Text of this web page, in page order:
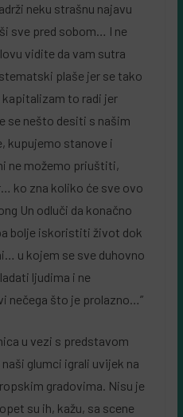
neku strašnu najavu
sve pred sobom… I ne
vidite da vam sutra
plaše jer se tako
to radi jer
se nešto desiti s našim
kupujemo stanove i
ne možemo priuštiti,
ko zna koliko će sve ovo
Un odluči da konačno
bolje iskoristiti život dok
u kojem se sve duhovno
ljudima i ne
nečega što je prolazno…”
u vezi s predstavom
naši glumci igrali uvijek na
gradovima. Nisu je
su ih, kažu, sa scene